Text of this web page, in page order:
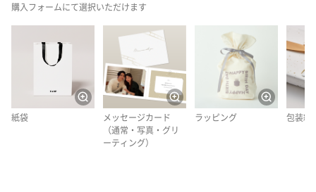
購入フォームにて選択いただけます
紙袋
メッセージカード
（通常・写真・グリ
ーティング）
ラッピング 包装紙